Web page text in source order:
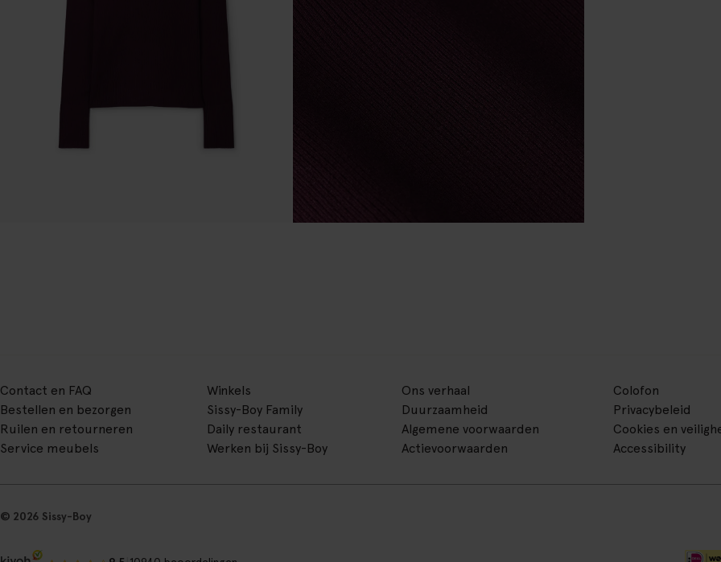
Contact en FAQ
Bestellen en bezorgen
Ruilen en retourneren
Service meubels
Winkels
Sissy-Boy Family
Daily restaurant
Werken bij Sissy-Boy
Ons verhaal
Duurzaamheid
Algemene voorwaarden
Actievoorwaarden
Colofon
Privacybeleid
Cookies en
Accessibility
© 2026 Sissy-Boy